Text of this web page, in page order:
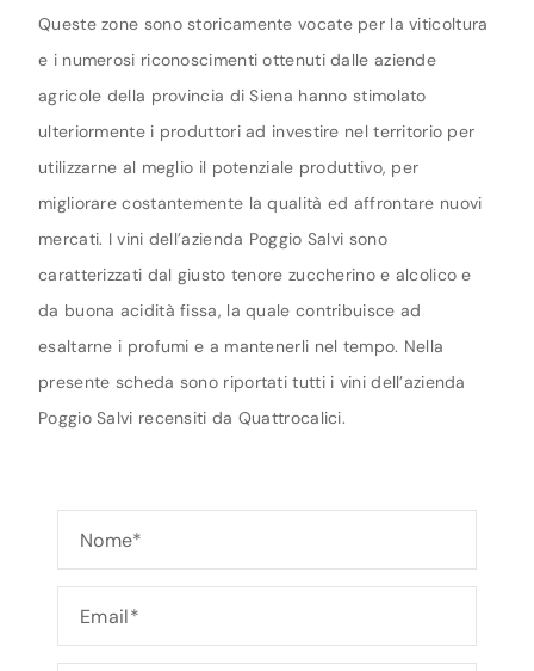
Queste zone sono storicamente vocate per la viticoltura
e i numerosi riconoscimenti ottenuti dalle aziende
agricole della provincia di Siena hanno stimolato
ulteriormente i produttori ad investire nel territorio per
utilizzarne al meglio il potenziale produttivo, per
migliorare costantemente la qualità ed affrontare nuovi
mercati. I vini dell’azienda Poggio Salvi sono
caratterizzati dal giusto tenore zuccherino e alcolico e
da buona acidità fissa, la quale contribuisce ad
esaltarne i profumi e a mantenerli nel tempo. Nella
presente scheda sono riportati tutti i vini dell’azienda
Poggio Salvi recensiti da Quattrocalici.